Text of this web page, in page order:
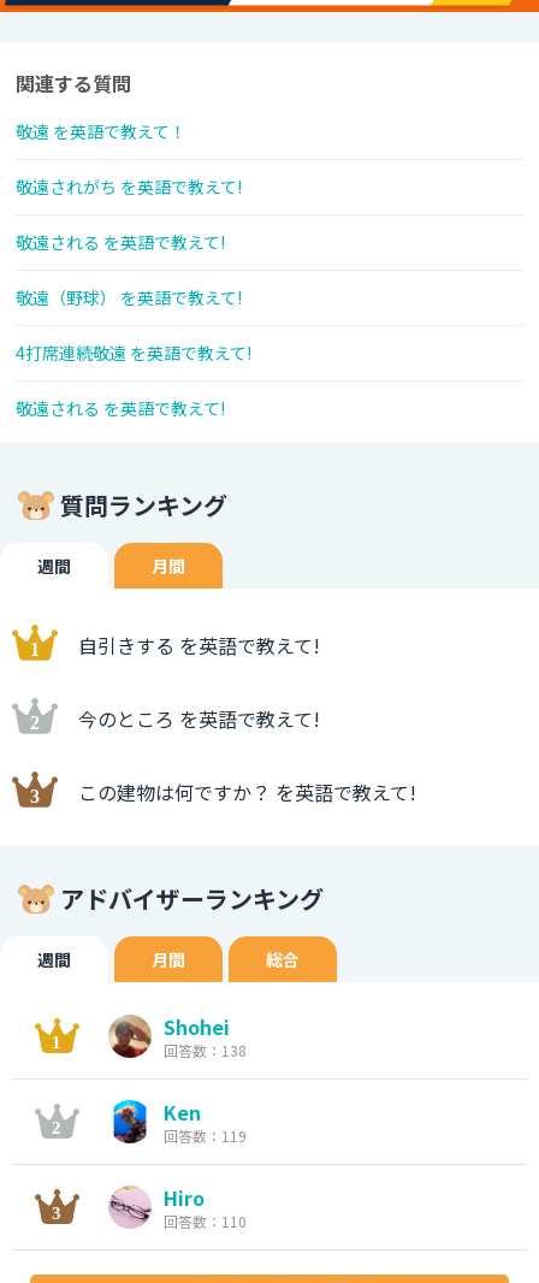
関連する質問
敬遠 を英語で教えて！
敬遠されがち を英語で教えて!
敬遠される を英語で教えて!
敬遠（野球） を英語で教えて!
4打席連続敬遠 を英語で教えて!
敬遠される を英語で教えて!
質問ランキング
週間 月間
自引きする を英語で教えて!
今のところ を英語で教えて!
この建物は何ですか？ を英語で教えて!
アドバイザーランキング
週間 月間 総合
Shohei
回答数：138
Ken
回答数：119
Hiro
回答数：110